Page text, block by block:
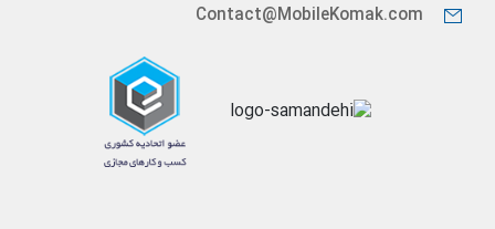
Contact@MobileKomak.com